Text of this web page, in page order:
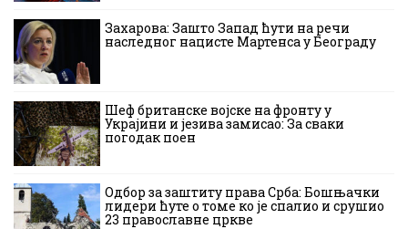
Захарова: Зашто Запад ћути на речи
наследног нацисте Мартенса у Београду
Шеф британске војске на фронту у
Украјини и језива замисао: За сваки
погодак поен
Одбор за заштиту права Срба: Бошњачки
лидери ћуте о томе ко је спалио и срушио
23 православне цркве